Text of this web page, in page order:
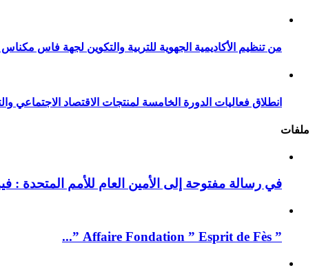
من تنظيم الأكاديمية الجهوية للتربية والتكوين لجهة فاس
انطلاق فعاليات الدورة الخامسة لمنتجات الاقتصاد الاجتماعي
ملفات
في رسالة مفتوحة إلى الأمين العام للأمم المتحدة :
” Affaire Fondation ” Esprit de Fès ”...